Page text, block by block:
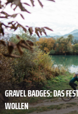
GRAVEL BADGES: DAS
WOLLEN